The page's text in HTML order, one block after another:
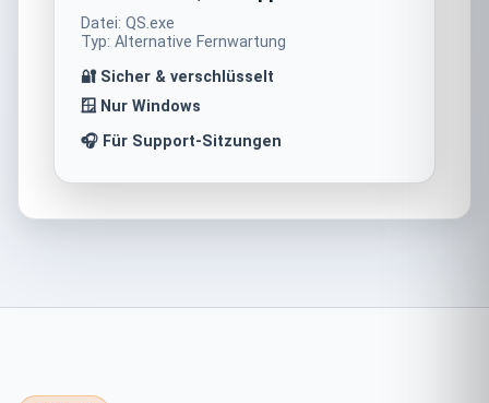
Datei: QS.exe
Typ: Alternative Fernwartung
🔐 Sicher & verschlüsselt
🪟 Nur Windows
🎧 Für Support-Sitzungen